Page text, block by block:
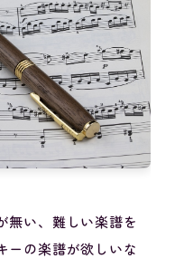
無い、難しい楽譜を
ーの楽譜が欲しいな